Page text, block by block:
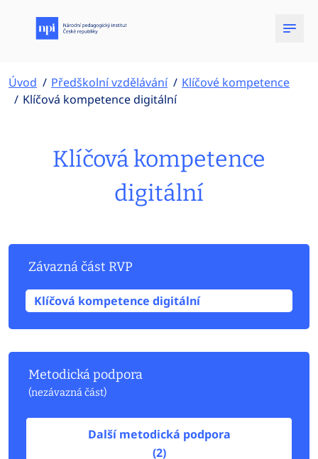
Úvod Předškolní vzdělávání
Klíčové kompetence
Klíčová kompetence digitální
Klíčová kompetence
digitální
Závazná část RVP
Klíčová kompetence digitální
Metodická podpora
(nezávazná část)
Další metodická podpora
(2)